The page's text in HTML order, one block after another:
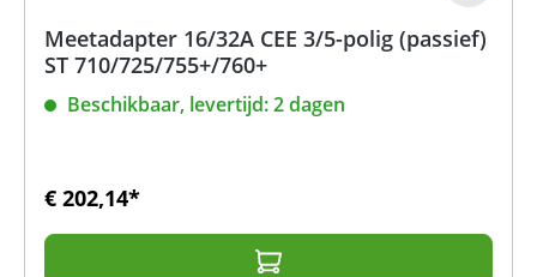
Meetadapter 16/32A CEE 3/5-polig (passief)
ST 710/725/755+/760+
Beschikbaar, levertijd: 2 dagen
€ 202,14*